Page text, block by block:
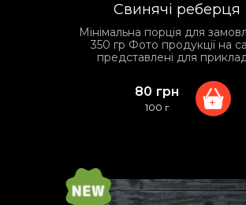
Свинячі реберця
Мінімальна порція для
350 гр Фото продукції на сайті
представлені для
сервірування може
залежно від умов
80 грн
100 г +